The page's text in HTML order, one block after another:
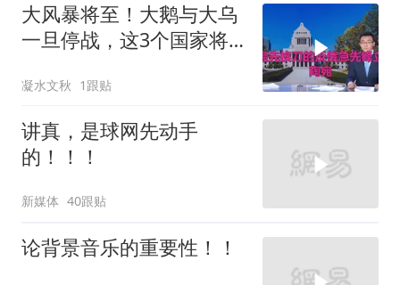
大风暴将至！大鹅与大乌
一旦停战，这3个国家将
凝水文秋 1跟贴
讲真，是球网先动手
的！！！
新媒体 40跟贴
论背景音乐的重要性！！